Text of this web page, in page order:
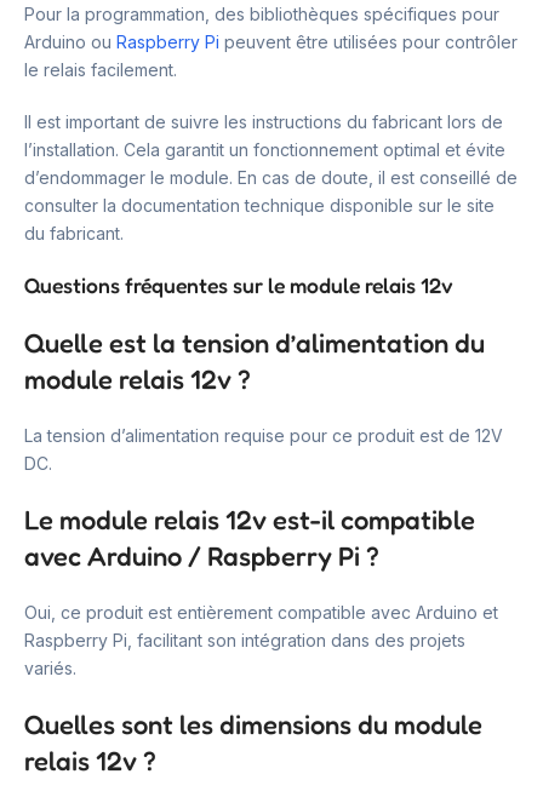
Pour la programmation, des bibliothèques spécifiques pour
Arduino ou Raspberry Pi peuvent être utilisées pour contrôler
le relais facilement.
Il est important de suivre les instructions du fabricant lors de
l’installation. Cela garantit un fonctionnement optimal et évite
d’endommager le module. En cas de doute, il est conseillé de
consulter la documentation technique disponible sur le site
du fabricant.
Questions fréquentes sur le module relais 12v
Quelle est la tension d’alimentation du
module relais 12v ?
La tension d’alimentation requise pour ce produit est de 12V
DC.
Le module relais 12v est-il compatible
avec Arduino / Raspberry Pi ?
Oui, ce produit est entièrement compatible avec Arduino et
Raspberry Pi, facilitant son intégration dans des projets
variés.
Quelles sont les dimensions du module
relais 12v ?